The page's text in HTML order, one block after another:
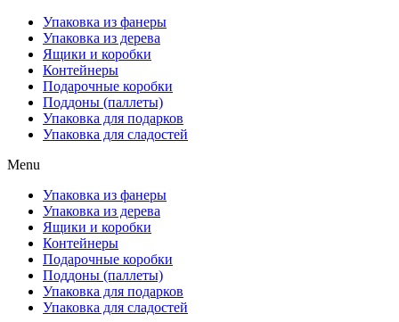
Упаковка из фанеры
Упаковка из дерева
Ящики и коробки
Контейнеры
Подарочные коробки
Поддоны (паллеты)
Упаковка для подарков
Упаковка для сладостей
Menu
Упаковка из фанеры
Упаковка из дерева
Ящики и коробки
Контейнеры
Подарочные коробки
Поддоны (паллеты)
Упаковка для подарков
Упаковка для сладостей